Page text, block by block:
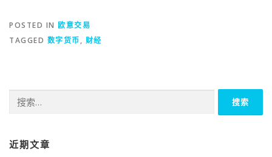
POSTED IN 欧意交易
TAGGED 数字货币, 财经
索：
近期文章